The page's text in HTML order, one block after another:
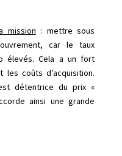
mission : mettre sous
car le taux
élevés. Cela a un fort
coûts d’acquisition.
détentrice du prix «
ainsi une grande